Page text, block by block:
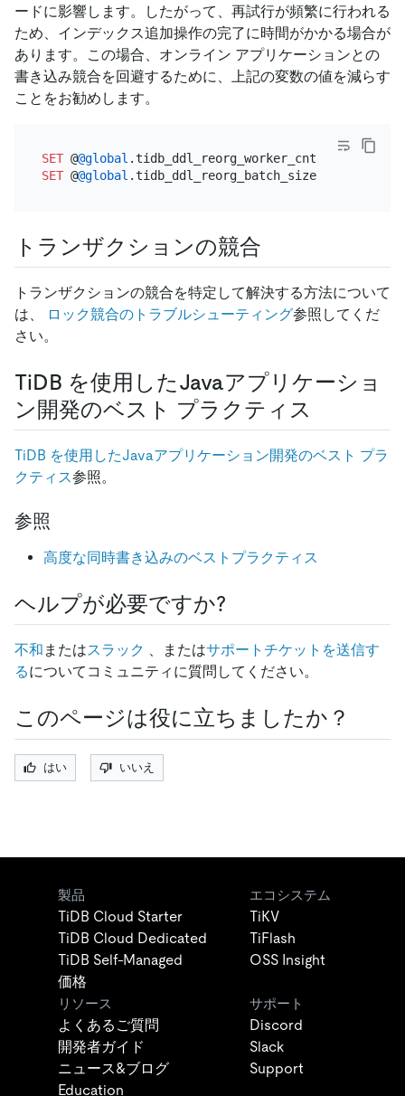
ードに影響します。したがって、再試行が頻繁に行われる
ため、インデックス追加操作の完了に時間がかかる場合が
あります。この場合、オンライン アプリケーションとの
書き込み競合を回避するために、上記の変数の値を減らす
ことをお勧めします。
SET @@global .tidb_ddl_reorg_worker_cnt
SET @@global .tidb_ddl_reorg_batch_size
トランザクションの競合
トランザクションの競合を特定して解決する方法について
は、
ロック競合のトラブルシューティング参照してくだ
さい。
TiDB を使用したJavaアプリケーショ
ン開発のベスト プラクティス
TiDB を使用したJavaアプリケーション開発のベスト プラ
クティス参照。
参照
高度な同時書き込みのベストプラクティス
ヘルプが必要ですか?
不和 またはスラック 、またはサポートチケットを送信す
るについてコミュニティに質問してください。
このページは役に立ちましたか？
はい いいえ
製品
TiDB Cloud Starter
TiDB Cloud Dedicated
TiDB Self-Managed
価格
エコシステム
TiKV
TiFlash
OSS Insight
リソース
よくあるご質問
開発者ガイド
ニュース&ブログ
Education
サポート
Discord
Slack
Support